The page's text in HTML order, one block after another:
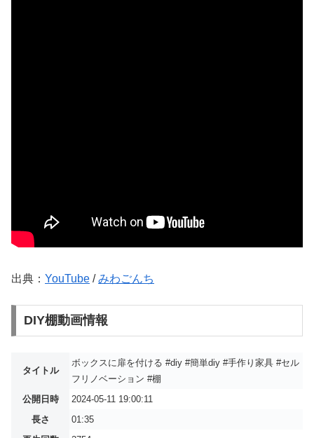
出典： YouTube /みわごんち
DIY棚動画情報
タイトル
ボックスに扉を付ける #diy #簡単diy #手作り家具 #セル
フリノベーション #棚
公開日時
2024-05-11 19:00:11
長さ
01:35